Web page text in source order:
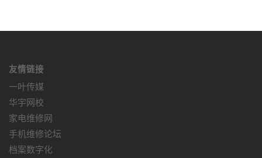
友情链接
一叶传媒
华宇网校
家电维修网
手机维修论坛
档案数字化